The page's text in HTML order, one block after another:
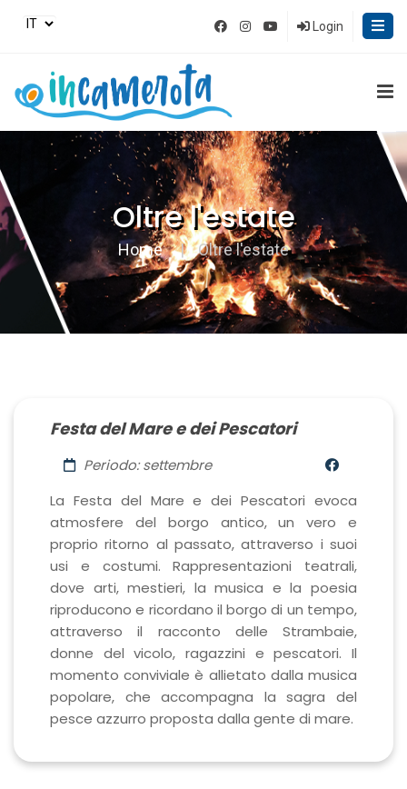
Login
Oltre l'estate
Home Oltre l'estate
Festa del Mare e dei Pescatori
Periodo: settembre
La Festa del Mare e dei Pescatori evoca
atmosfere del borgo antico, un vero e
proprio ritorno al passato, attraverso i suoi
usi e costumi. Rappresentazioni teatrali,
dove arti, mestieri, la musica e la poesia
riproducono e ricordano il borgo di un tempo,
attraverso il racconto delle Strambaie,
donne del vicolo, ragazzini e pescatori. Il
momento conviviale è allietato dalla musica
popolare, che accompagna la sagra del
pesce azzurro proposta dalla gente di mare.